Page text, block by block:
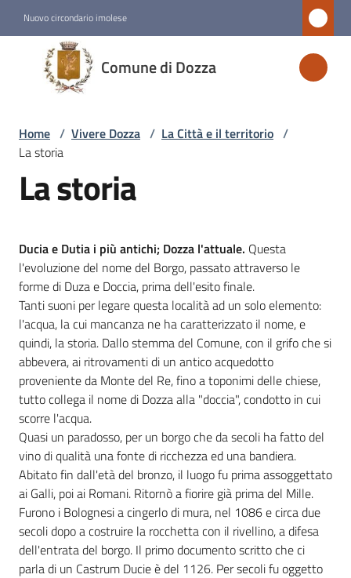
Nuovo circondario imolese
Comune di Dozza
Comune
di
Dozza
Servizi
Vivere
Dozza
Menu selezionato
Servizi
on-
line
Tutti
gli
argomenti
Home / Vivere Dozza / La Città e il territorio /
La storia
La storia
Ducia e Dutia i più antichi; Dozza l'attuale. Questa
l'evoluzione del nome del Borgo, passato attraverso le
forme di Duza e Doccia, prima dell'esito finale.
Tanti suoni per legare questa località ad un solo elemento:
l'acqua, la cui mancanza ne ha caratterizzato il nome, e
quindi, la storia. Dallo stemma del Comune, con il grifo che si
abbevera, ai ritrovamenti di un antico acquedotto
proveniente da Monte del Re, fino a toponimi delle chiese,
tutto collega il nome di Dozza alla "doccia", condotto in cui
scorre l'acqua.
Quasi un paradosso, per un borgo che da secoli ha fatto del
vino di qualità una fonte di ricchezza ed una bandiera.
Abitato fin dall'età del bronzo, il luogo fu prima assoggettato
ai Galli, poi ai Romani. Ritornò a fiorire già prima del Mille.
Furono i Bolognesi a cingerlo di mura, nel 1086 e circa due
secoli dopo a costruire la rocchetta con il rivellino, a difesa
dell'entrata del borgo. Il primo documento scritto che ci
parla di un Castrum Ducie è del 1126. Per secoli fu oggetto